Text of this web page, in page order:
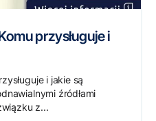
przysługuje i
i jakie są
źródłami
z...